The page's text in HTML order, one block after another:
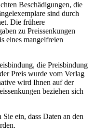
Beschädigungen, die
sind durch
Die frühere
zu Preissenkungen
eines mangelfreien
die Preisbindung
Preis wurde vom Verlag
wird Ihnen auf der
beziehen sich
ein, dass Daten an den